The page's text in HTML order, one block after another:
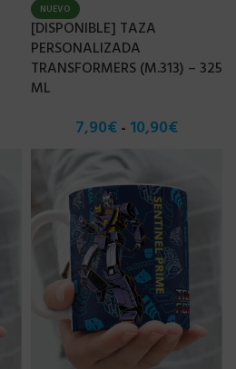
NUEVO
[DISPONIBLE] TAZA
PERSONALIZADA
TRANSFORMERS (M.313) – 325
ML
7,90€ - 10,90€